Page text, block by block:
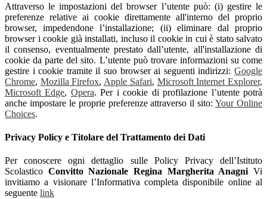
Attraverso le impostazioni del browser l’utente può: (i) gestire le
preferenze relative ai cookie direttamente all'interno del proprio
browser, impedendone l’installazione; (ii) eliminare dal proprio
browser i cookie già installati, incluso il cookie in cui è stato salvato
il consenso, eventualmente prestato dall’utente, all'installazione di
cookie da parte del sito. L’utente può trovare informazioni su come
gestire i cookie tramite il suo browser ai seguenti indirizzi: Google
Chrome, Mozilla Firefox, Apple Safari, Microsoft Internet Explorer,
Microsoft Edge, Opera. Per i cookie di profilazione l’utente potrà
anche impostare le proprie preferenze attraverso il sito:Your Online
Choices.
Privacy Policy e Titolare del Trattamento dei Dati
Per conoscere ogni dettaglio sulle Policy Privacy dell’Istituto
Scolastico Convitto Nazionale Regina Margherita AnagniVi
invitiamo a visionare l’Informativa completa disponibile online al
seguente link